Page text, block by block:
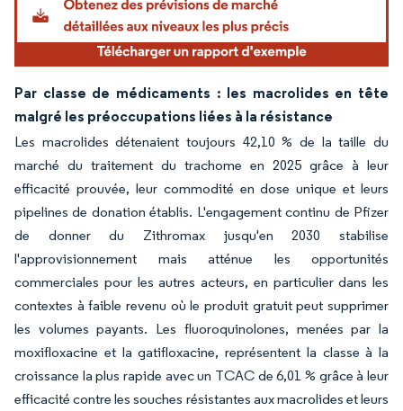
Par classe de médicaments : les macrolides en tête
malgré les préoccupations liées à la résistance
Les macrolides détenaient toujours 42,10 % de la taille du
marché du traitement du trachome en 2025 grâce à leur
efficacité prouvée, leur commodité en dose unique et leurs
pipelines de donation établis. L'engagement continu de Pfizer
de donner du Zithromax jusqu'en 2030 stabilise
l'approvisionnement mais atténue les opportunités
commerciales pour les autres acteurs, en particulier dans les
contextes à faible revenu où le produit gratuit peut supprimer
les volumes payants. Les fluoroquinolones, menées par la
moxifloxacine et la gatifloxacine, représentent la classe à la
croissance la plus rapide avec un TCAC de 6,01 % grâce à leur
efficacité contre les souches résistantes aux macrolides et leurs